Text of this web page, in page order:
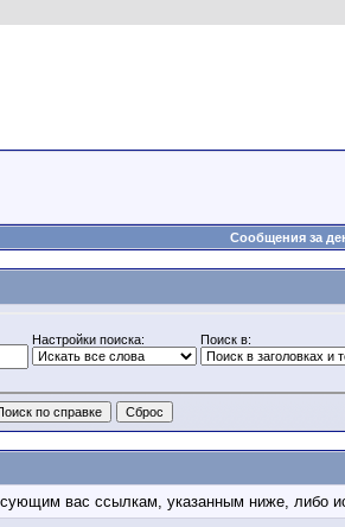
Сообщения за
Настройки поиска: Поиск в:
вас ссылкам, указанным ниже, либо